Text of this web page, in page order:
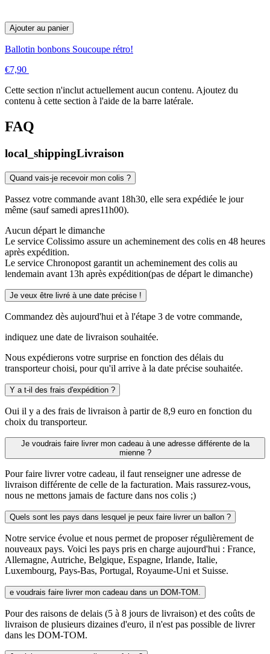
Ajouter au panier
Ballotin bonbons Soucoupe rétro!
€7,90
Cette section n'inclut actuellement aucun contenu. Ajoutez du
contenu à cette section à l'aide de la barre latérale.
FAQ
local_shippingLivraison
Quand vais-je recevoir mon colis ?
Passez votre commande avant 18h30, elle sera expédiée le jour
même (sauf samedi apres11h00).
Aucun départ le dimanche
Le service Colissimo assure un acheminement des colis en 48 heures
après expédition.
Le service Chronopost garantit un acheminement des colis au
lendemain avant 13h après expédition(pas de départ le dimanche)
Je veux être livré à une date précise !
Commandez dès aujourd'hui et à l'étape 3 de votre commande,
indiquez une date de livraison souhaitée.
Nous expédierons votre surprise en fonction des délais du
transporteur choisi, pour qu'il arrive à la date précise souhaitée.
Y a t-il des frais d'expédition ?
Oui il y a des frais de livraison à partir de 8,9 euro en fonction du
choix du transporteur.
Je voudrais faire livrer mon cadeau à une adresse différente de la
mienne ?
Pour faire livrer votre cadeau, il faut renseigner une adresse de
livraison différente de celle de la facturation. Mais rassurez-vous,
nous ne mettons jamais de facture dans nos colis ;)
Quels sont les pays dans lesquel je peux faire livrer un ballon ?
Notre service évolue et nous permet de proposer régulièrement de
nouveaux pays. Voici les pays pris en charge aujourd'hui : France,
Allemagne, Autriche, Belgique, Espagne, Irlande, Italie,
Luxembourg, Pays-Bas, Portugal, Royaume-Uni et Suisse.
e voudrais faire livrer mon cadeau dans un DOM-TOM.
Pour des raisons de delais (5 à 8 jours de livraison) et des coûts de
livraison de plusieurs dizaines d'euro, il n'est pas possible de livrer
dans les DOM-TOM.